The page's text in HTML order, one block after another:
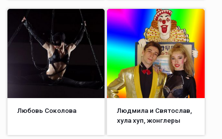
Любовь Соколова
Людмила и Святослав,
хула хуп, жонглеры